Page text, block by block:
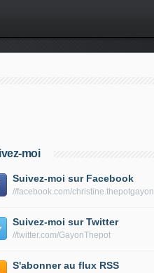
moi
Suivez-moi sur Facebook
//facebook.com/christine.thepotgayon
Suivez-moi sur Twitter
//twitter.com/GayonThepot
S'abonner au flux RSS